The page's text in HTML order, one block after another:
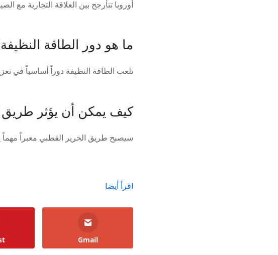
أوروبا تتأرجح بين العلاقة التجارية مع
ما هو دور الطاقة
تلعب الطاقة النظيفة دوراً أساسياً في
كيف يمكن أن يؤثر طريق
سيصبح طريق الحرير القطبي معبراً مهماً
اقرأ أيضا
Gmail